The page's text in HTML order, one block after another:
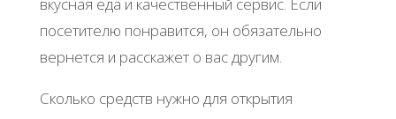
посетителю понравится, он обязательно
вернется и расскажет о вас другим.
Сколько средств нужно для открытия